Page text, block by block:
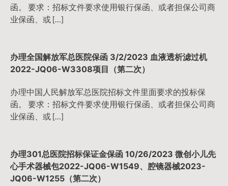
函。 要求：招标文件要求使用银行保函、或者担保公司商
业保函、或 […]
办理全国解放军总医院保函 3/2/2023 血液透析滤过机
2022-JQ06-W3308项目（第二次）
办理中国人民解放军总医院招标文件里面要求的投标保
函。 要求：招标文件要求使用银行保函、或者担保公司商
业保函、或 […]
办理301总医院招标保证金保函 10/26/2023 微创小儿先
心手术器械包2022-JQ06-W1549、腔镜器械2023-
JQ06-W1255（第二次）